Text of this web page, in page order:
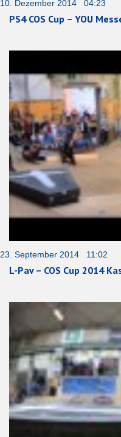
10. Dezember 2014 04:23
PS4 COS Cup – YOU
23. September 2014 11:02
L-Pav – COS Cup 2014